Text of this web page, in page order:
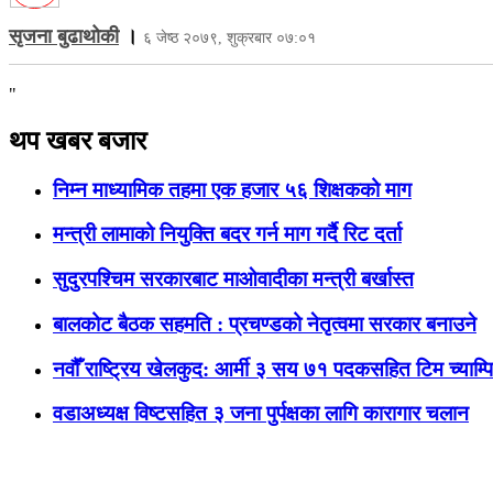
सृजना बुढाथोकी। ६ जेष्ठ २०७९, शुक्रबार ०७:०१
"
थप खबर बजार
निम्न माध्यामिक तहमा एक हजार ५६ शिक्षकको माग
मन्त्री लामाको नियुक्ति बदर गर्न माग गर्दै रिट दर्ता
सुदुरपश्चिम सरकारबाट माओवादीका मन्त्री बर्खास्त
बालकोट बैठक सहमति : प्रचण्डको नेतृत्वमा सरकार बनाउने
नवौँ राष्ट्रिय खेलकुद: आर्मी ३ सय ७१ पदकसहित टिम
वडाअध्यक्ष विष्टसहित ३ जना पुर्पक्षका लागि कारागार चलान